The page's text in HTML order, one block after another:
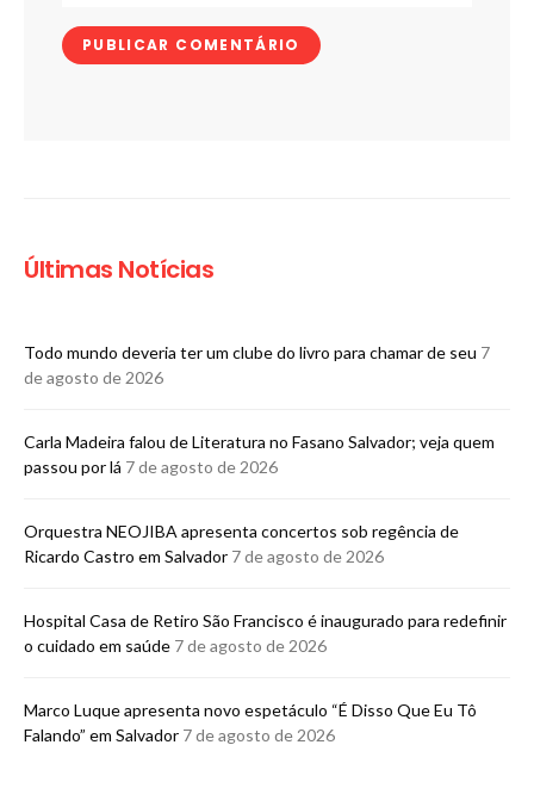
Últimas Notícias
Todo mundo deveria ter um clube do livro para chamar de seu 7
de agosto de 2026
Carla Madeira falou de Literatura no Fasano Salvador; veja quem
passou por lá 7 de agosto de 2026
Orquestra NEOJIBA apresenta concertos sob regência de
Ricardo Castro em Salvador 7 de agosto de 2026
Hospital Casa de Retiro São Francisco é inaugurado para redefinir
o cuidado em saúde 7 de agosto de 2026
Marco Luque apresenta novo espetáculo “É Disso Que Eu Tô
Falando” em Salvador 7 de agosto de 2026